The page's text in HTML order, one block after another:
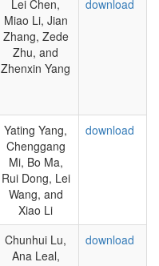
Lei Chen,
Miao Li, Jian
Zhang, Zede
Zhu, and
Zhenxin Yang
download
Yating Yang,
Chenggang
Mi, Bo Ma,
Rui Dong, Lei
Wang, and
Xiao Li
download
Chunhui Lu,
Ana Leal,
download